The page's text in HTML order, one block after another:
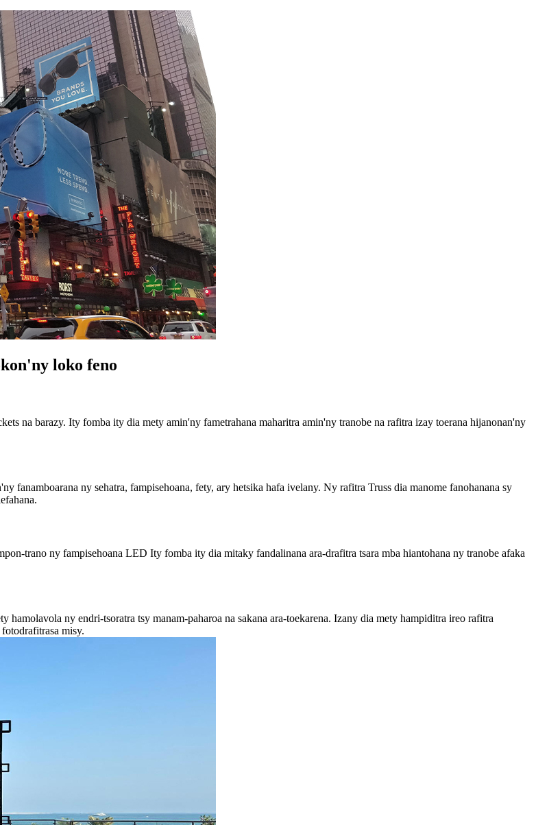
loko feno
na barazy. Ity fomba ity dia mety amin'ny fametrahana maharitra amin'ny tranobe na rafitra izay toerana hijanonan'ny
fanamboarana ny sehatra, fampisehoana, fety, ary hetsika hafa ivelany. Ny rafitra Truss dia manome fanohanana sy
trano ny fampisehoana LED Ity fomba ity dia mitaky fandalinana ara-drafitra tsara mba hiantohana ny tranobe afaka
ny endri-tsoratra tsy manam-paharoa na sakana ara-toekarena. Izany dia mety hampiditra ireo rafitra
misy.